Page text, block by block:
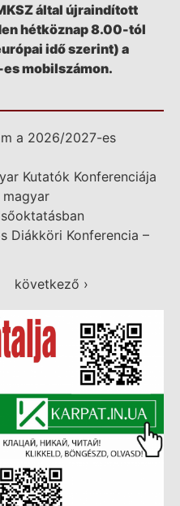
által újraindított
hétköznap 8.00-tól
idő szerint) a
mobilszámon.
a 2026/2027-es
Kutatók Konferenciája
Diákköri Konferencia –
következő ›